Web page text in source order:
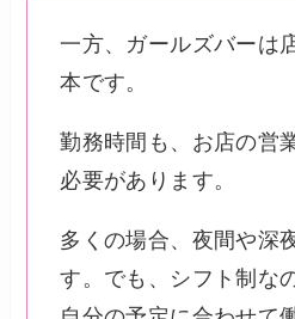
一方、ガールズバーは
本です。
勤務時間も、お店の営
必要があります。
多くの場合、夜間や深
す。でも、シフト制な